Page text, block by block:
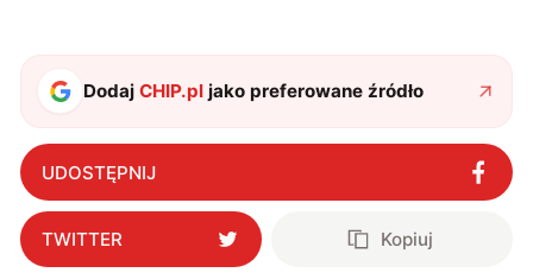
DodajCHIP.pl jako preferowane źródło
UDOSTĘPNIJ
TWITTER Kopiuj